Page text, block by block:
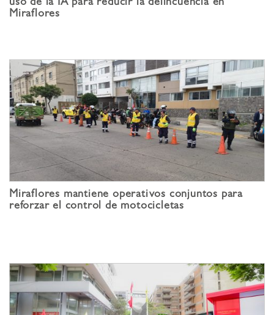
uso de la IA para reducir la delincuencia en
Miraflores
Miraflores mantiene operativos conjuntos para
reforzar el control de motocicletas